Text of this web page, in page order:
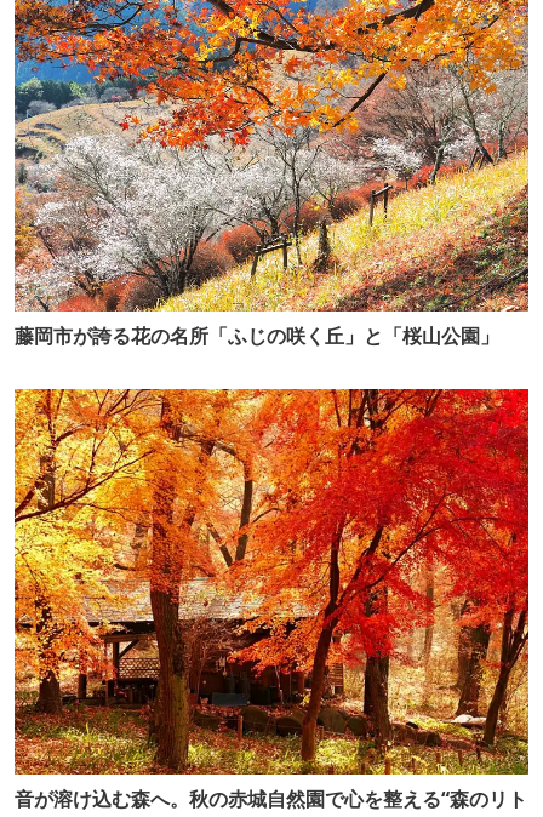
藤岡市が誇る花の名所「ふじの咲く丘」と「桜山公園」
音が溶け込む森へ。秋の赤城自然園で心を整える“森のリト